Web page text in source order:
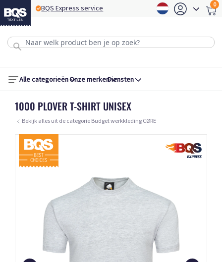
BQS Express service 0
Alle categorieënOnze merkenDiensten
1000 PLOVER T-SHIRT UNISEX
Bekijk alles uit de categorie Budget werkkleding CØRE